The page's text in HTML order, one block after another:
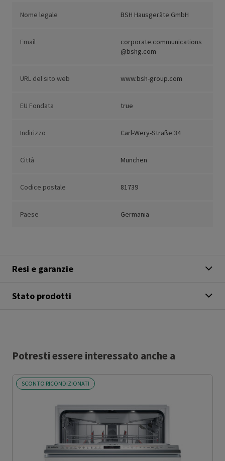
Nome legale BSH Hausgeräte GmbH
Email
corporate.communications
@bshg.com
URL del sito web www.bsh-group.com
EU Fondata true
Indirizzo Carl-Wery-Straße 34
Città Munchen
Codice postale 81739
Paese Germania
Resi e garanzie
Stato prodotti
Potresti essere interessato anche a
SCONTO RICONDIZIONATI